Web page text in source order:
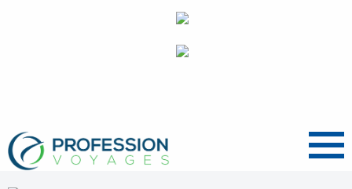
Menu